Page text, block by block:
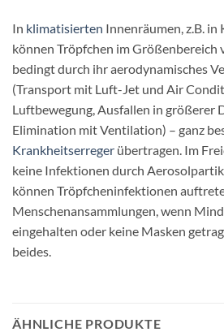
In klimatisierten Innenräumen, z.B. in
können Tröpfchen im Größenbereich
bedingt durch ihr aerodynamisches
(Transport mit Luft-Jet und Air
Luftbewegung, Ausfallen in größerer
Elimination mit Ventilation) – ganz
Krankheitserreger übertragen. Im
keine Infektionen durch
können Tröpfcheninfektionen
Menschenansammlungen, wenn
eingehalten oder keine Masken
beides.
ÄHNLICHE PRODUKTE